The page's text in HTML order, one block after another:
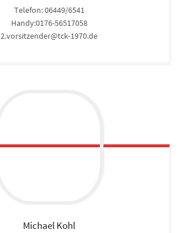
Telefon: 06449/6541
Handy:0176-56517058
2.vorsitzender@tck-1970.de
MichaelKohl